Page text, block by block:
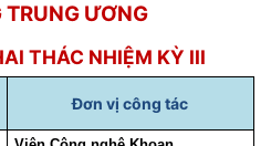
ƯƠNG
THÁC NHIỆM KỲ III
Đơn vị công tác